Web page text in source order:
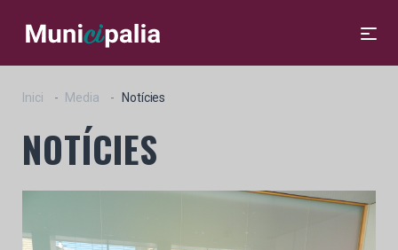
Inici Media Notícies
NOTÍCIES